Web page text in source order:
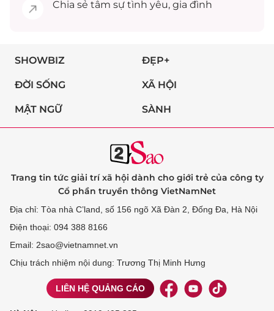
Chia sẻ tâm sự tình yêu, gia đình
SHOWBIZ ĐẸP+
ĐỜI SỐNG XÃ HỘI
MẬT NGỮ SÀNH
Trang tin tức giải trí xã hội dành cho giới trẻ của công ty
Cổ phần truyền thông VietNamNet
Địa chỉ: Tòa nhà C’land, số 156 ngõ Xã Đàn 2, Đống Đa, Hà Nội
Điện thoại: 094 388 8166
Email: 2sao@vietnamnet.vn
Chịu trách nhiệm nội dung: Trương Thị Minh Hưng
LIÊN HỆ QUẢNG CÁO